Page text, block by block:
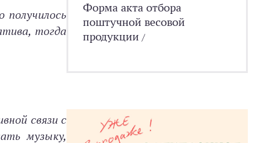
получилось
тогда
связи с
музыку,
Форма акта отбора
поштучной весовой
продукции /